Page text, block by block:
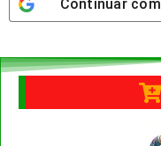
Continuar com